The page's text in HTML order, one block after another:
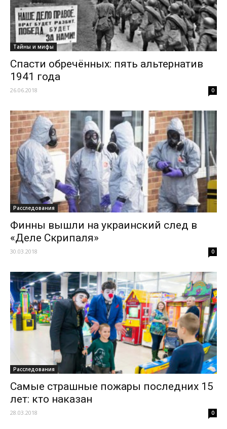
Тайны и мифы
Спасти обречённых: пять альтернатив
1941 года
26.06.2018 0
Расследования
Финны вышли на украинский след в
«Деле Скрипаля»
30.03.2018 0
Расследования
Самые страшные пожары последних 15
лет: кто наказан
28.03.2018 0